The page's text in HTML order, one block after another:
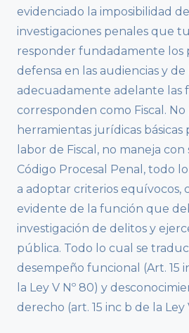
evidenciado la imposibilidad
investigaciones penales que
responder fundadamente los
defensa en las audiencias y
adecuadamente adelante las
corresponden como Fiscal. No
herramientas jurídicas básicas
labor de Fiscal, no maneja con
Código Procesal Penal, todo
a adoptar criterios equívocos,
evidente de la función que
investigación de delitos y
pública. Todo lo cual se
desempeño funcional (Art. 15
la Ley V Nº 80) y
derecho (art. 15 inc b de la Ley